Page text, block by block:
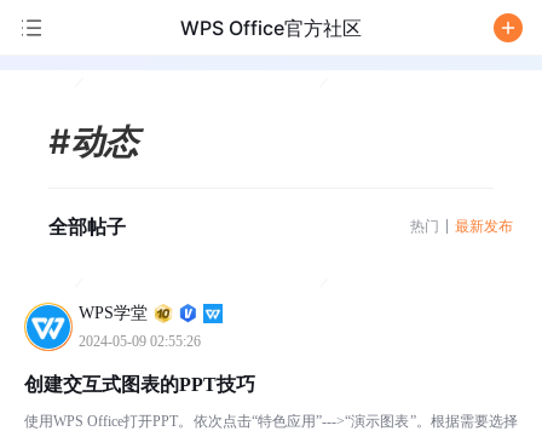
WPS Office官方社区
#动态
全部帖子 热门 最新发布
WPS学堂
2024-05-09 02:55:26
创建交互式图表的PPT技巧
使用WPS Office打开PPT。依次点击“特色应用”--->“演示图表”。根据需要选择